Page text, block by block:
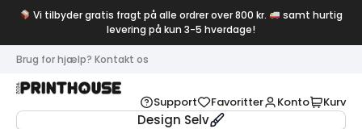
Vi tilbyder gratis fragt på alle ordrer over 800 kr.
samt hurtig
levering på kun 3-5 hverdage!
Brug for hjælp? Kontakt os
Support Favoritter Konto Kurv
Design Selv